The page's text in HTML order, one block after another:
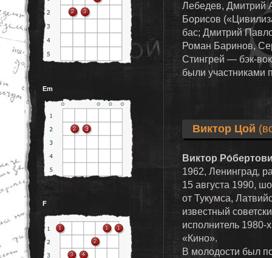
Лебедев, Дмитрий
Борисов
бас; Дмитрий
Роман Баринов,
Стингрей — бэк-
были участниками
Виктор Цой
Виктор
1962, Ленинград,
15 августа 1990,
от Тукумса,
известный
исполнитель 1980-
«Кино».
В молодости был
Em
F